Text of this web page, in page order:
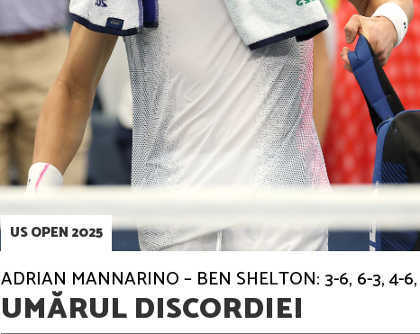
US OPEN 2025
ADRIAN MANNARINO – BEN SHELTON: 3-6, 6-3, 4-
UMĂRUL DISCORDIEI